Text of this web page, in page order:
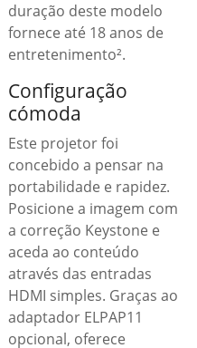
duração deste modelo
fornece até 18 anos de
entretenimento².
Configuração
cómoda
Este projetor foi
concebido a pensar na
portabilidade e rapidez.
Posicione a imagem com
a correção Keystone e
aceda ao conteúdo
através das entradas
HDMI simples. Graças ao
adaptador ELPAP11
opcional, oferece